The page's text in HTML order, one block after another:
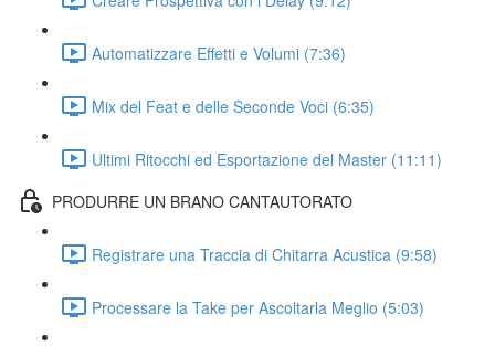
Automatizzare Effetti e Volumi (7:36)
Mix del Feat e delle Seconde Voci (6:35)
Ultimi Ritocchi ed Esportazione del Master (11:11)
PRODURRE UN BRANO CANTAUTORATO
Registrare una Traccia di Chitarra Acustica (9:58)
Processare la Take per Ascoltarla Meglio (5:03)